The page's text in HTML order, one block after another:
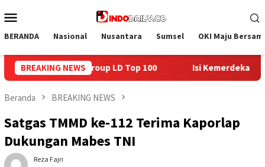
ke
Mobile
BERANDA Nasional Nusantara Sumsel OKI Maju
BREAKING NEWS
Isi Kemerdekaan dengan Kepedulian, Lapas Sekayu
Beranda BREAKING NEWS
Satgas TMMD ke-112 Terima Kaporlap
Dukungan Mabes TNI
Reza Fajri